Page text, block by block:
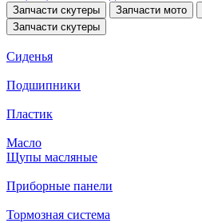
Запчасти скутеры Запчасти мото
Запчасти скутеры
Сиденья
Подшипники
Пластик
Масло
Щупы масляные
Приборные панели
Тормозная система